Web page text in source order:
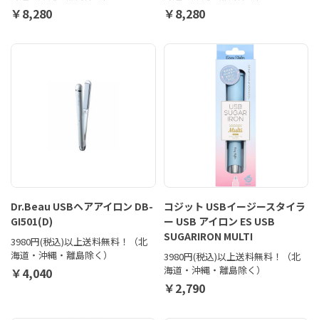
￥8,280 ￥8,280
Dr.Beau USBヘアアイロン DB-
GI501(D)
3980円(税込)以上送料無料！（北
海道・沖縄・離島除く）
￥4,040
コジット USBイージースタイラ
ー USB アイロン ES USB
SUGARIRON MULTI
3980円(税込)以上送料無料！（北
海道・沖縄・離島除く）
￥2,790